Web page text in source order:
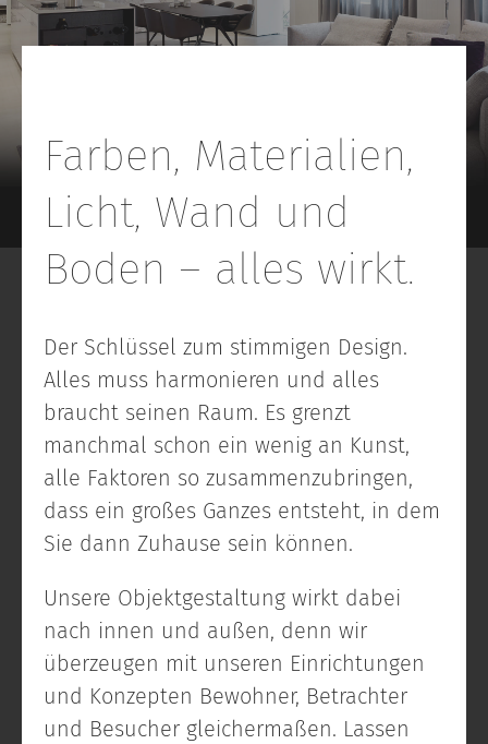
Farben, Materialien,
Licht, Wand und
Boden – alles wirkt.
Der Schlüssel zum stimmigen Design.
Alles muss harmonieren und alles
braucht seinen Raum. Es grenzt
manchmal schon ein wenig an Kunst,
alle Faktoren so zusammenzubringen,
dass ein großes Ganzes entsteht, in dem
Sie dann Zuhause sein können.
Unsere Objektgestaltung wirkt dabei
nach innen und außen, denn wir
überzeugen mit unseren Einrichtungen
und Konzepten Bewohner, Betrachter
und Besucher gleichermaßen. Lassen